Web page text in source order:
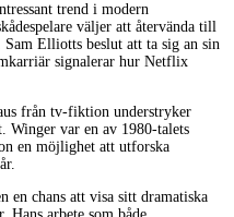
trend i modern
väljer att återvända till
Elliotts beslut att ta sig an sin
signalerar hur Netflix
från tv-fiktion understryker
Winger var en av 1980-talets
en möjlighet att utforska
en chans att visa sitt dramatiska